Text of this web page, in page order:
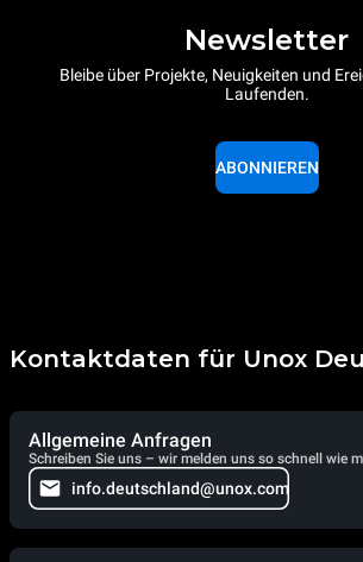
Newsletter
Bleibe über Projekte, Neuigkeiten und
Laufenden.
ABONNIEREN
Kontaktdaten für Unox
Allgemeine Anfragen
Schreiben Sie uns – wir melden uns so schnell wie
info.deutschland@unox.com